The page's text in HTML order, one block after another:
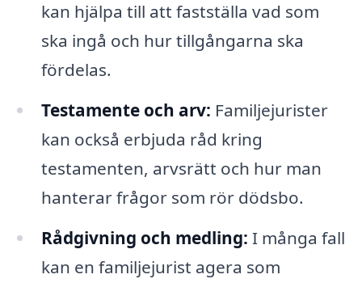
kan hjälpa till att fastställa vad som
ska ingå och hur tillgångarna ska
fördelas.
Testamente och arv: Familjejurister
kan också erbjuda råd kring
testamenten, arvsrätt och hur man
hanterar frågor som rör dödsbo.
Rådgivning och medling: I många fall
kan en familjejurist agera som